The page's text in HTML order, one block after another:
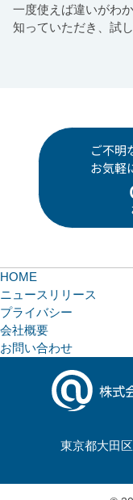
一度使えば違いがわ
知っていただき、 試
ご不明
お気軽
HOME
ニュースリリース
プライバシー
会社概要
お問い合わせ
東京都大田